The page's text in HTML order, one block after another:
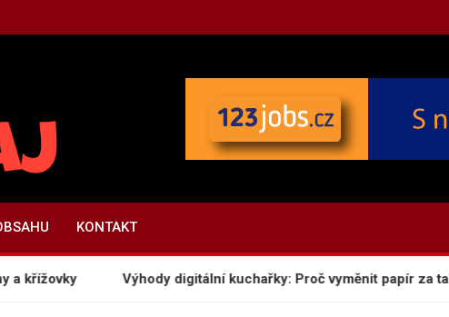
KONTAKT
Výhody digitální kuchařky: Proč vyměnit papír za tablet